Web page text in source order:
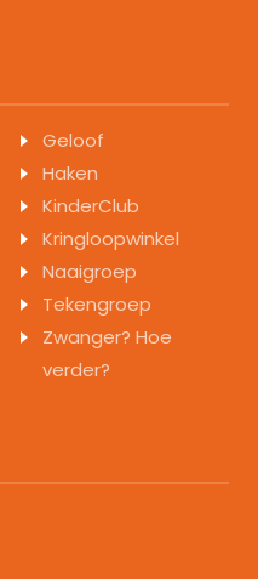
Geloof
Haken
KinderClub
Kringloopwinkel
Naaigroep
Tekengroep
Zwanger? Hoe
verder?